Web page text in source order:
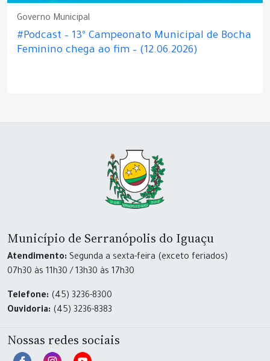
Governo Municipal
#Podcast – 13º Campeonato Municipal de Bocha
Feminino chega ao fim – (12.06.2026)
Município de Serranópolis do Iguaçu
Atendimento: Segunda a sexta-feira (exceto feriados)
07h30 às 11h30 / 13h30 às 17h30
Telefone: (45) 3236-8300
Ouvidoria: (45) 3236-8383
Nossas redes sociais